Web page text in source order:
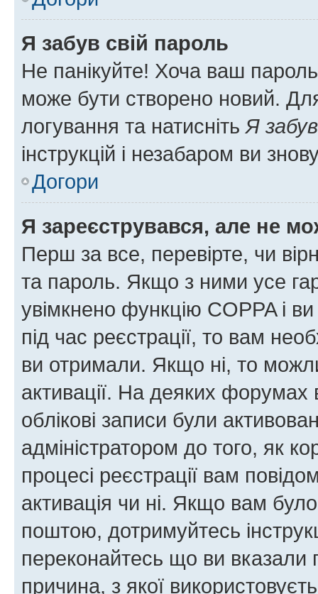
Я забув свій пароль
Не панікуйте! Хоча ваш
може бути створено новий.
логування та натисніть Я
інструкцій і незабаром ви
Догори
Я зареєструвався, але не
Перш за все, перевірте, чи
та пароль. Якщо з ними усе
увімкнено функцію COPPA і
під час реєстрації, то вам
ви отримали. Якщо ні, то
активації. На деяких форумах
облікові записи були
адміністратором до того, як
процесі реєстрації вам
активація чи ні. Якщо вам
поштою, дотримуйтесь
переконайтесь що ви
причина, з якої